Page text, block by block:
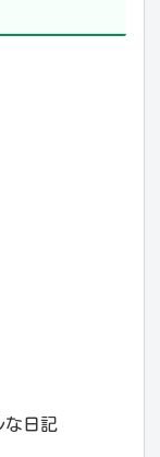
な日記